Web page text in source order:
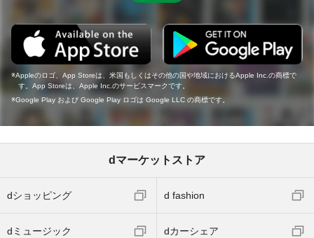
Appleのロゴ、App Storeは、米国もしくはその他の国や地域におけるApple Inc.の商標で
す。App Storeは、Apple Inc.のサービスマークです。
Google Play および Google Play ロゴは Google LLC の商標です。
dマーケットストア
dショッピング d fashion
dミュージック dカーシェア